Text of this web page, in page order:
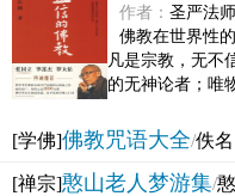
作者： 圣严法师
佛教在世界性
凡是宗教，无不
的无神论者；唯
[学佛]佛教咒语大全/佚名
[禅宗]憨山老人梦游集/